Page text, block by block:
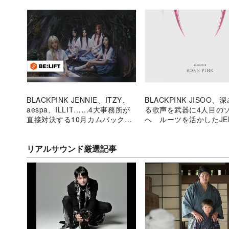
BLACKPINK JENNIE、ITZY、
aespa、ILLIT……4大事務所が
直接対決する10月カムバックの
BLACKPINK JISOO、深
る歌声を武器に4人目の
へ ルーツを活かした
リアルサウンド厳選記事